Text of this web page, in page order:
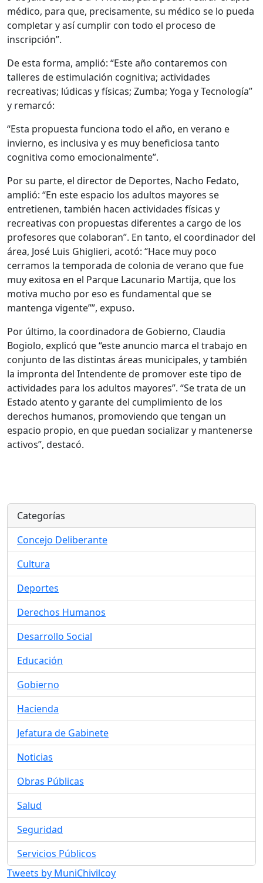
médico, para que, precisamente, su médico se lo pueda
completar y así cumplir con todo el proceso de
inscripción”.
De esta forma, amplió: “Este año contaremos con
talleres de estimulación cognitiva; actividades
recreativas; lúdicas y físicas; Zumba; Yoga y Tecnología”
y remarcó:
“Esta propuesta funciona todo el año, en verano e
invierno, es inclusiva y es muy beneficiosa tanto
cognitiva como emocionalmente”.
Por su parte, el director de Deportes, Nacho Fedato,
amplió: “En este espacio los adultos mayores se
entretienen, también hacen actividades físicas y
recreativas con propuestas diferentes a cargo de los
profesores que colaboran”. En tanto, el coordinador del
área, José Luis Ghiglieri, acotó: “Hace muy poco
cerramos la temporada de colonia de verano que fue
muy exitosa en el Parque Lacunario Martija, que los
motiva mucho por eso es fundamental que se
mantenga vigente””, expuso.
Por último, la coordinadora de Gobierno, Claudia
Bogiolo, explicó que “este anuncio marca el trabajo en
conjunto de las distintas áreas municipales, y también
la impronta del Intendente de promover este tipo de
actividades para los adultos mayores”. “Se trata de un
Estado atento y garante del cumplimiento de los
derechos humanos, promoviendo que tengan un
espacio propio, en que puedan socializar y mantenerse
activos”, destacó.
Categorías
Concejo Deliberante
Cultura
Deportes
Derechos Humanos
Desarrollo Social
Educación
Gobierno
Hacienda
Jefatura de Gabinete
Noticias
Obras Públicas
Salud
Seguridad
Servicios Públicos
Tweets by MuniChivilcoy